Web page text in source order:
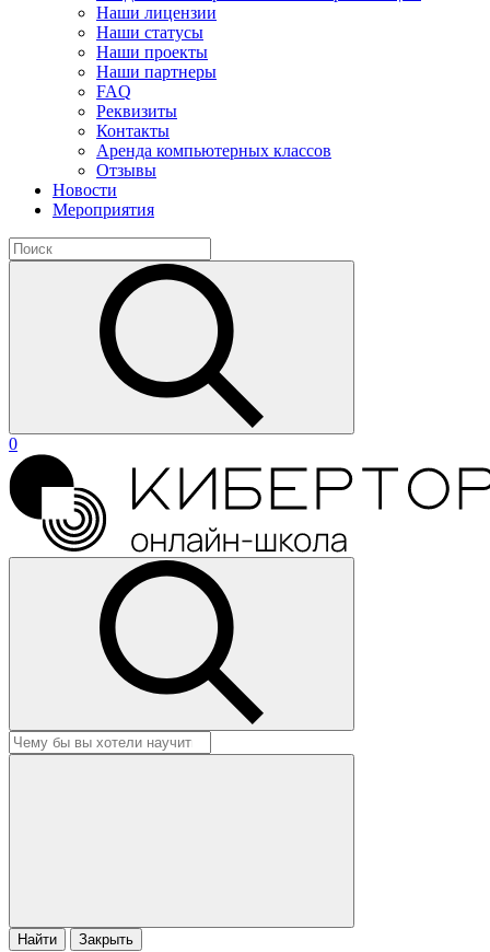
Наши лицензии
Наши статусы
Наши проекты
Наши партнеры
FAQ
Реквизиты
Контакты
Аренда компьютерных классов
Отзывы
Новости
Мероприятия
0
Найти Закрыть